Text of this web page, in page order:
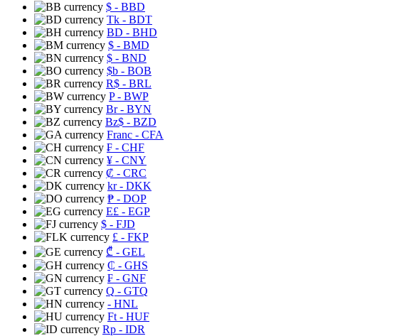
$ - BBD
Tk - BDT
BD - BHD
$ - BMD
$ - BND
$b - BOB
R$ - BRL
P- BWP
Br- BYN
Bz$ - BZD
Franc - CFA
₣ - CHF
¥ - CNY
₡ - CRC
kr- DKK
₱ - DOP
E£ - EGP
$ - FJD
£ - FKP
₾ - GEL
₵ - GHS
₣ - GNF
Q - GTQ
- HNL
Ft - HUF
Rp - IDR